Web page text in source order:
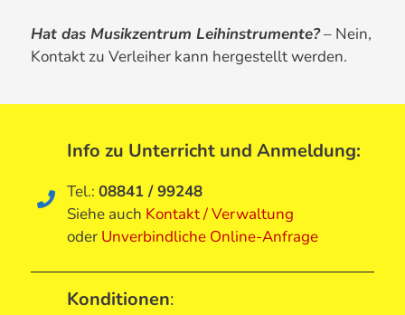
Hat das Musikzentrum Leihinstrumente?– Nein,
Kontakt zu Verleiher kann hergestellt werden.
Info zu Unterricht und Anmeldung:
Tel.:08841 / 99248
Siehe auch Kontakt / Verwaltung
oder Unverbindliche Online-Anfrage
Konditionen: